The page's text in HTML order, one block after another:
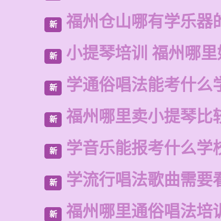
新 福州仓山哪有学乐器
新 小提琴培训 福州哪
新 学通俗唱法能考什么
新 福州哪里卖小提琴比
新 学音乐能报考什么学
新 学流行唱法歌曲需要
新 福州哪里通俗唱法培